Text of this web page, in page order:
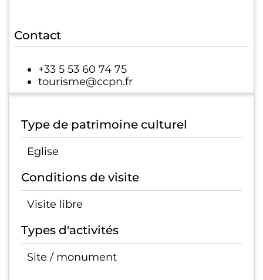
Contact
+33 5 53 60 74 75
tourisme@ccpn.fr
Type de patrimoine culturel
Eglise
Conditions de visite
Visite libre
Types d'activités
Site / monument